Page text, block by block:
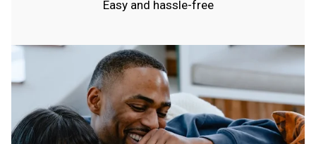
Easy and hassle-free